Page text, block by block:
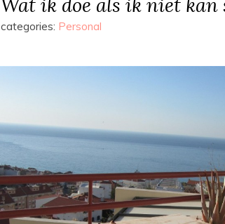
categories: Personal